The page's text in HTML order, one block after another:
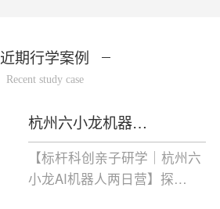
近期行学案例
Recent study case
杭州六小龙机器…
【标杆科创亲子研学｜杭州六
小龙AI机器人两日营】探…